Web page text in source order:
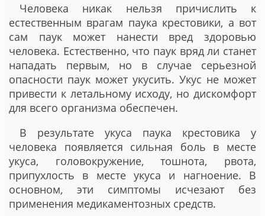
Человека никак нельзя причислить к
естественным врагам паука крестовики, а вот
сам паук может нанести вред здоровью
человека. Естественно, что паук вряд ли станет
нападать первым, но в случае серьезной
опасности паук может укусить. Укус не может
привести к летальному исходу, но дискомфорт
для всего организма обеспечен.
В результате укуса паука крестовика у
человека появляется сильная боль в месте
укуса, головокружение, тошнота, рвота,
припухлость в месте укуса и нагноение. В
основном, эти симптомы исчезают без
применения медикаментозных средств.